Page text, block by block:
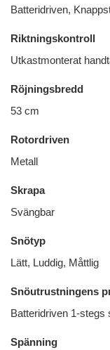
Batteridriven,
Riktningskontroll
Utkastmonterat
Röjningsbredd
53 cm
Rotordriven
Metall
Skrapa
Svängbar
Snötyp
Lätt, Luddig, Måttlig
Snöutrustningens
Batteridriven 1-stegs
Spänning